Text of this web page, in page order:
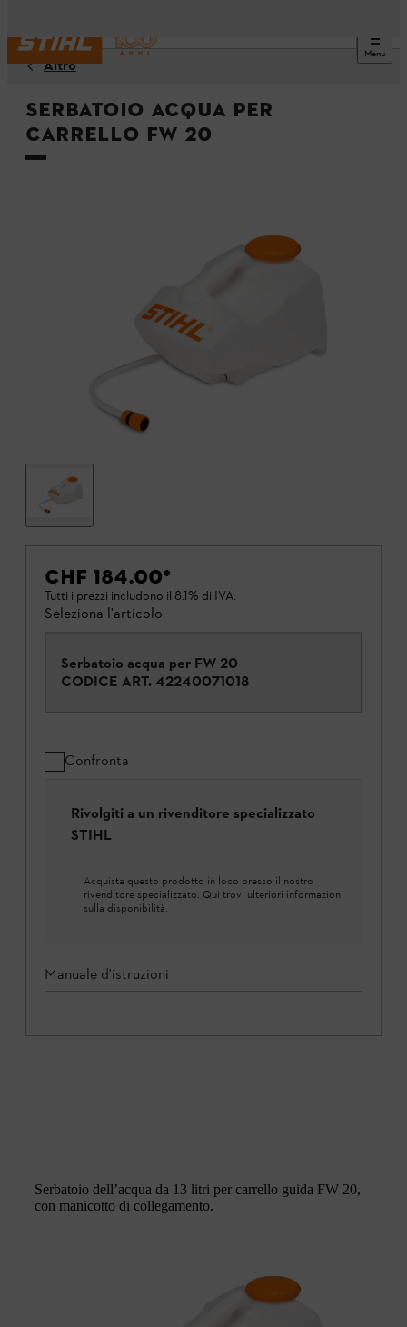
Menu
Altro
Serbatoio acqua per
carrello FW 20
CHF 184.00*
Tutti i prezzi includono il 8.1% di IVA.
Seleziona l'articolo
Serbatoio acqua per FW 20
CODICE ART. 42240071018
Confronta
Rivolgiti a un rivenditore specializzato
STIHL
Acquista questo prodotto in loco presso il nostro
rivenditore specializzato. Qui trovi ulteriori informazioni
sulla disponibilità.
Manuale d'istruzioni
Serbatoio dell’acqua da 13 litri per carrello guida FW 20,
con manicotto di collegamento.